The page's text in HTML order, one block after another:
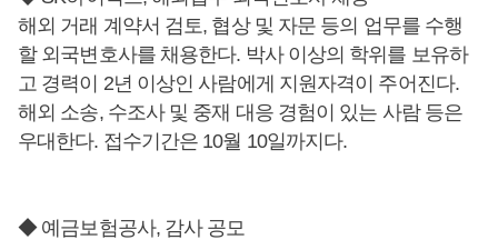
해외 거래 계약서 검토, 협상 및 자문 등의 업무를 수행
할 외국변호사를 채용한다. 박사 이상의 학위를 보유하
고 경력이 2년 이상인 사람에게 지원자격이 주어진다.
해외 소송, 수조사 및 중재 대응 경험이 있는 사람 등은
우대한다. 접수기간은 10월 10일까지다.
◆ 예금보험공사, 감사 공모